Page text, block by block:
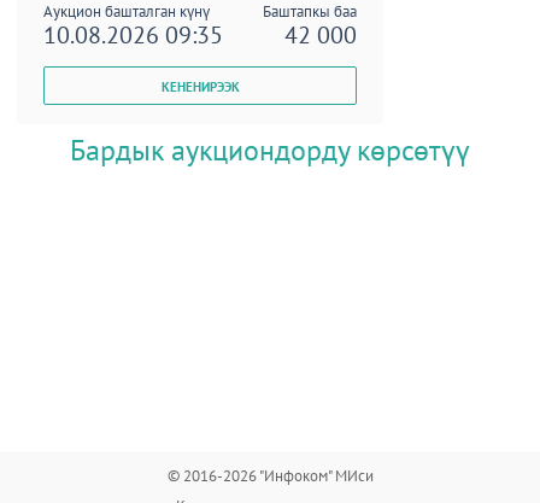
Аукцион башталган күнү Баштапкы баа
10.08.2026 09:35 42 000
Бардык аукциондорду көрсөтүү
© 2016-2026 "Инфоком" МИси